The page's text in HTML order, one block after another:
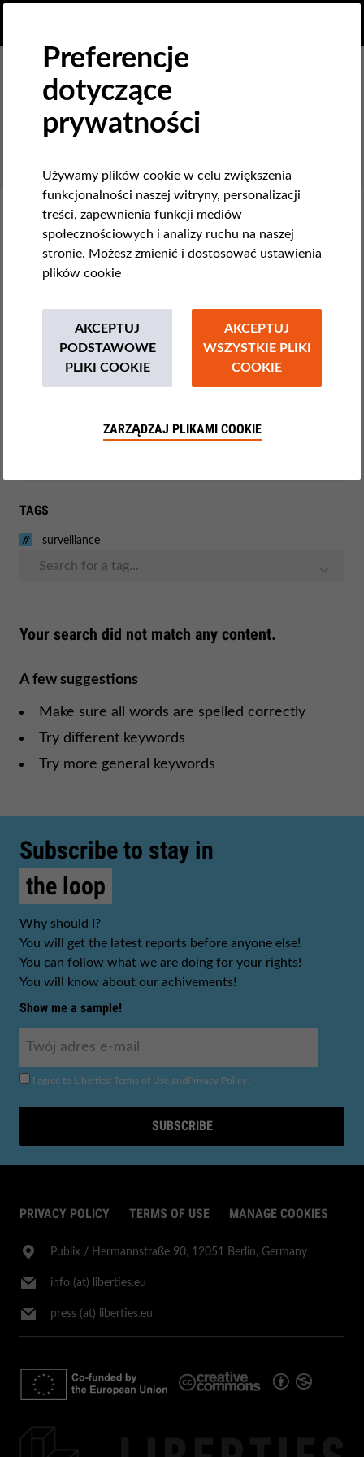
Filter
THEMES
Nowe technologie i prawa człowieka
TAGS
surveillance
Search for a tag...
Your search did not match any content.
A few suggestions
Make sure all words are spelled correctly
Try different keywords
Try more general keywords
Subscribe to stay in
the loop
Why should I?
You will get the latest reports before anyone else!
You can follow what we are doing for your rights!
You will know about our achivements!
Show me a sample!
I agree to Liberties' Terms of Use and Privacy Policy
SUBSCRIBE
PRIVACY POLICY TERMS OF USE MANAGE COOKIES
Publix​ / Hermannstraße 90, 12051 Berlin, Germany
info (at) liberties.eu
press (at) liberties.eu
Preferencje
dotyczące
prywatności
Używamy plików cookie w celu zwiększenia
funkcjonalności naszej witryny, personalizacji
treści, zapewnienia funkcji mediów
społecznościowych i analizy ruchu na naszej
stronie. Możesz zmienić i dostosować ustawienia
plików cookie
AKCEPTUJ
PODSTAWOWE
PLIKI COOKIE
AKCEPTUJ
WSZYSTKIE PLIKI
COOKIE
ZARZĄDZAJ PLIKAMI COOKIE